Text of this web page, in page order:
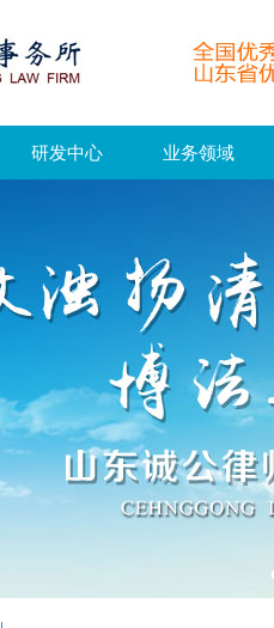
研发中心 业务领域